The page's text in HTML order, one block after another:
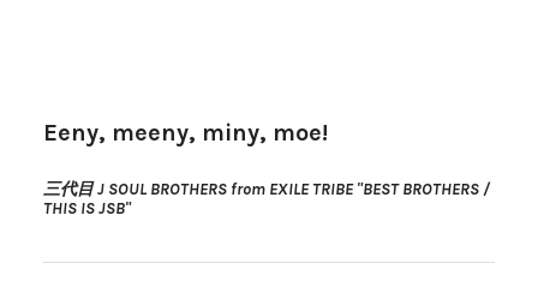
Eeny, meeny, miny, moe!
三代目 J SOUL BROTHERS from EXILE TRIBE "BEST BROTHERS /
THIS IS JSB"